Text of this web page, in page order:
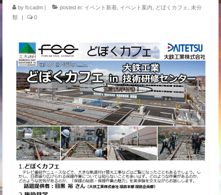
by fccadm | posted in: イベント新着 イベント案内 どぼくカフェ
未分
類
| 0